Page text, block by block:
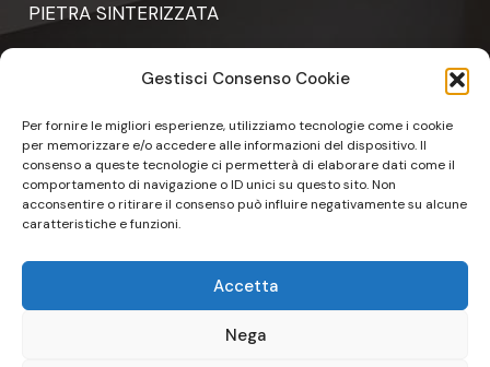
Gestisci Consenso Cookie
Per fornire le migliori esperienze, utilizziamo tecnologie come i cookie
per memorizzare e/o accedere alle informazioni del dispositivo. Il
consenso a queste tecnologie ci permetterà di elaborare dati come il
comportamento di navigazione o ID unici su questo sito. Non
acconsentire o ritirare il consenso può influire negativamente su alcune
caratteristiche e funzioni.
Accetta
Nega
PIETRA SINTERIZZATA
CONTATTI
ordini@pfm-srl.it
Via De Gasperi 1/b – 10070 Robassomero
(TO)